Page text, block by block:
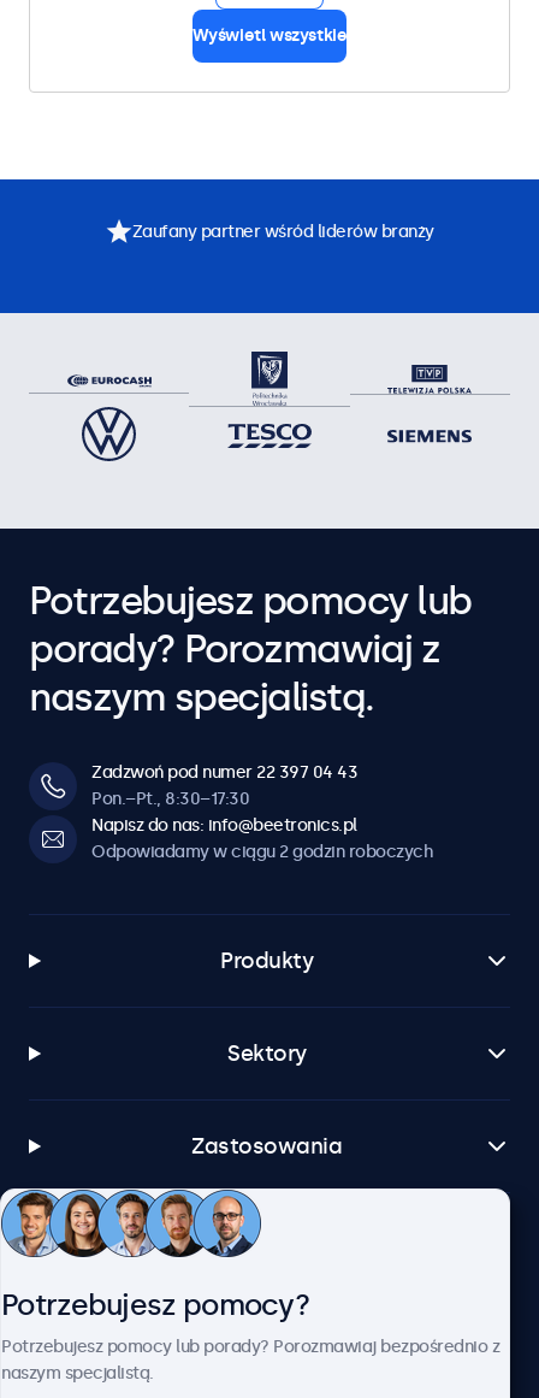
Wyświetl wszystkie
Zaufany partner wśród liderów branży
Potrzebujesz pomocy lub
porady? Porozmawiaj z
naszym specjalistą.
Zadzwoń pod numer 22 397 04 43
Pon.–Pt., 8:30–17:30
Napisz do nas: info@beetronics.pl
Odpowiadamy w ciągu 2 godzin roboczych
Produkty
Sektory
Zastosowania
Obsługa klienta
Potrzebujesz pomocy?
Potrzebujesz pomocy lub porady? Porozmawiaj bezpośrednio z
naszym specjalistą.